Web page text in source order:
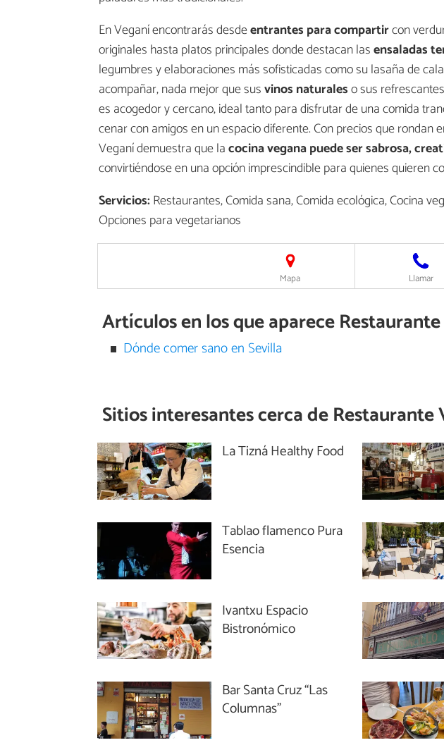
En Veganí encontrarás desdeentrantes para compartircon
originales hasta platos principales donde destacan lasensaladas
legumbres y elaboraciones más sofisticadas como su lasaña de
acompañar, nada mejor que susvinos naturaleso sus
es acogedor y cercano, ideal tanto para disfrutar de una comida
cenar con amigos en un espacio diferente. Con precios que rondan
Veganí demuestra que lacocina vegana puede ser sabrosa,
convirtiéndose en una opción imprescindible para quienes quieren
Servicios:Restaurantes, Comida sana, Comida ecológica, Cocina
Opciones para vegetarianos
Mapa Llamar
Artículos en los que aparece
Dónde comer sano en Sevilla
Sitios interesantes cerca deRestaurante
La Tizná Healthy Food
Tablao flamenco Pura
Esencia
Ivantxu Espacio
Bistronómico
Bar Santa Cruz “Las
Columnas”